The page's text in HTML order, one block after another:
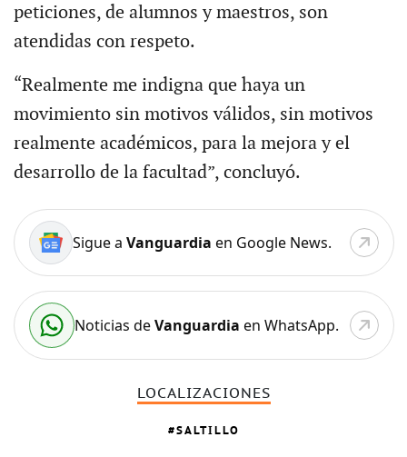
peticiones, de alumnos y maestros, son
atendidas con respeto.
“Realmente me indigna que haya un
movimiento sin motivos válidos, sin motivos
realmente académicos, para la mejora y el
desarrollo de la facultad”, concluyó.
Sigue a Vanguardia en Google News.
Noticias deVanguardia en WhatsApp.
LOCALIZACIONES
SALTILLO